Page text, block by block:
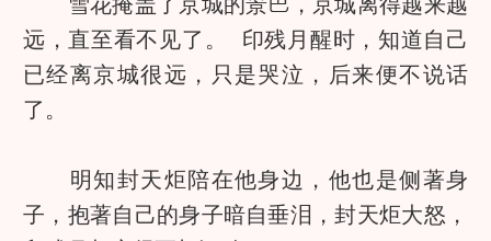
远，直至看不见了。 印残月醒时，知道自己
已经离京城很远，只是哭泣，后来便不说话
了。
明知封天炬陪在他身边，他也是侧著身
子，抱著自己的身子暗自垂泪，封天炬大怒，